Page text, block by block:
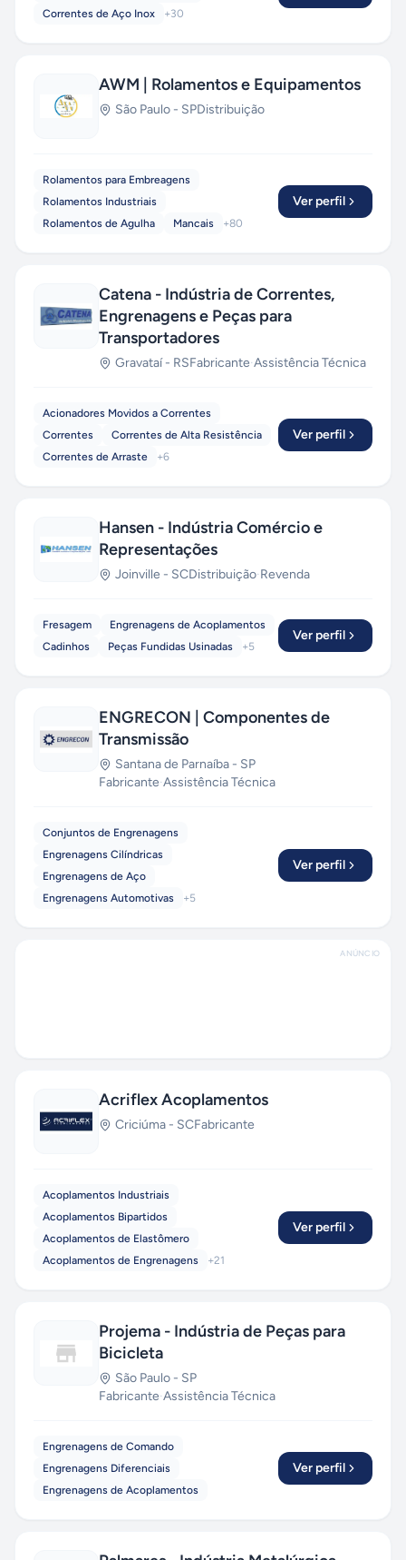
Correntes de Aço Inox
+30
AWM | Rolamentos e Equipamentos
São Paulo - SPDistribuição
Rolamentos para Embreagens
Rolamentos Industriais
Rolamentos de Agulha
Mancais +80
Ver perfil
Catena - Indústria de Correntes,
Engrenagens e Peças para
Transportadores
Gravataí- RSFabricante·Assistência Técnica
Acionadores Movidos a Correntes
Correntes
Correntes de Alta Resistência
Correntes de Arraste
+6
Ver perfil
Hansen - Indústria Comércio e
Representações
Joinville - SCDistribuição·Revenda
Fresagem
Engrenagens de Acoplamentos
Cadinhos
Peças Fundidas Usinadas +5
Ver perfil
ENGRECON | Componentes de
Transmissão
Santana de Parnaíba - SP
Fabricante·Assistência Técnica
Conjuntos de Engrenagens
Engrenagens Cilíndricas
Engrenagens de Aço
Engrenagens Automotivas
+5
Ver perfil
ANÚNCIO
Acriflex Acoplamentos
Criciúma - SCFabricante
Acoplamentos Industriais
Acoplamentos Bipartidos
Acoplamentos de Elastômero
Acoplamentos de Engrenagens
+21
Ver perfil
Projema - Indústria de Peças para
Bicicleta
São Paulo - SP
Fabricante·Assistência Técnica
Engrenagens de Comando
Engrenagens Diferenciais
Engrenagens de Acoplamentos
Ver perfil